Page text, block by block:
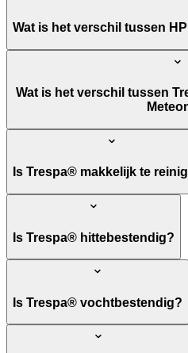
Wat is het verschil tussen
Wat is het verschil tussen
Is Trespa® makkelijk te
Is Trespa® hittebestendig?
Is Trespa® vochtbestendig?